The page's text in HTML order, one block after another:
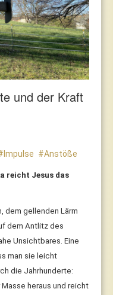
und der Kraft
Impulse Anstöße
reicht Jesus das
dem gellenden Lärm
dem Antlitz des
Unsichtbares. Eine
man sie leicht
die Jahrhunderte:
heraus und reicht